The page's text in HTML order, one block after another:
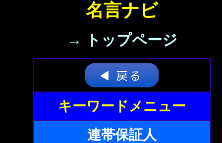
名言ナビ
→ トップページ
キーワードメニュー
連帯保証人